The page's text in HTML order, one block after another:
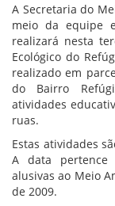
A Secretaria do
meio da equipe
realizará nesta
Ecológico do
realizado em
do Bairro
atividades
ruas.
Estas atividades
A data pertence
alusivas ao Meio
de 2009.